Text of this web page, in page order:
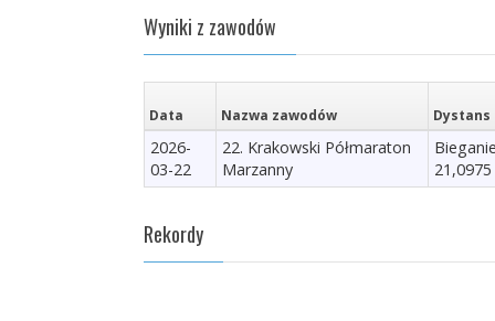
Wyniki z zawodów
Data Nazwa zawodów Dystans
2026-
03-22
22. Krakowski Półmaraton
Marzanny
Rekordy